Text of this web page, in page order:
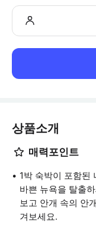
상품소개
매력포인트
1박 숙박이 포함된
바쁜 뉴욕을 탈출
보고 안개 속의 안
겨보세요.